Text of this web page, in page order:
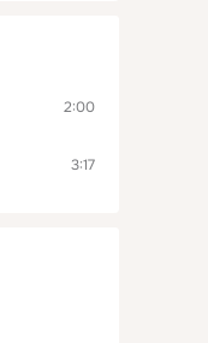
2:00
3:17